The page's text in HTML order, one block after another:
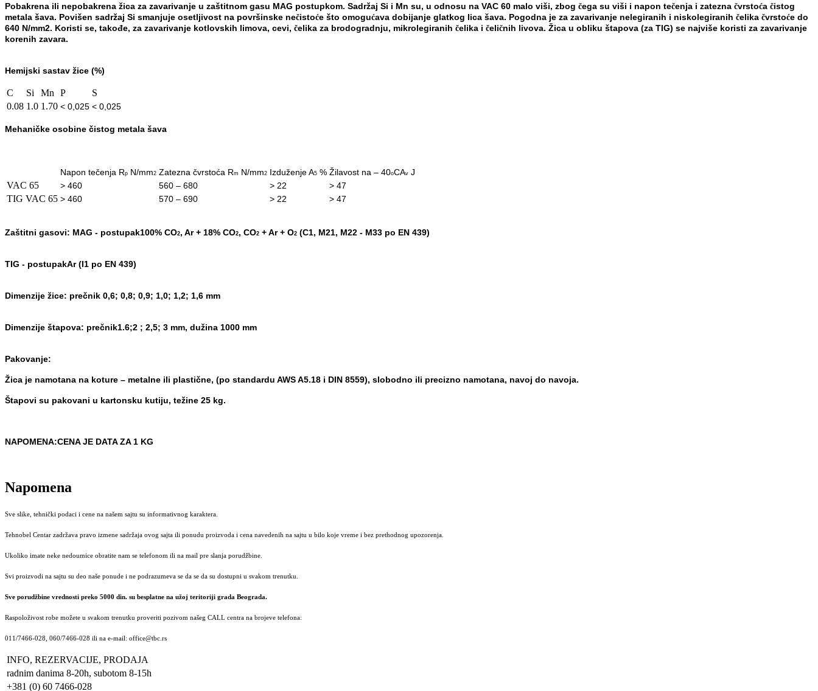
Pobakrena ili nepobakrena žica za zavarivanje u zaštitnom gasu MAG postupkom. Sadržaj Si i Mn su, u odnosu na VAC 60 malo viši, zbog čega su viši i napon tečenja i zatezna čvrstoća čistog
metala šava. Povišen sadržaj Si smanjuje osetljivost na površinske nečistoće što omogućava dobijanje glatkog lica šava. Pogodna je za zavarivanje nelegiranih i niskolegiranih čelika čvrstoće do
640 N/mm2. Koristi se, takođe, za zavarivanje kotlovskih limova, cevi, čelika za brodogradnju, mikrolegiranih čelika i čeličnih livova. Žica u obliku štapova (za TIG) se najviše koristi za zavarivanje
korenih zavara.
Hemijski sastav žice (%)
C Si Mn P
S
0.08 1.0 1.70 < 0,025 < 0,025
Mehaničke osobine čistog metala šava
Napon tečenja Rp N/mm2 Zatezna čvrstoća Rm N/mm2 IzduženjeA5 % Žilavost na – 40oCAv J
VAC 65 > 460 560 – 680 > 22 > 47
TIG VAC 65 > 460 570 – 690 > 22 > 47
Zaštitni gasovi: MAG - postupak100% CO2, Ar + 18% CO2, CO2 + Ar + O2 (C1, M21, M22 - M33 po EN 439)
TIG - postupakAr (I1 po EN 439)
Dimenzije žice: prečnik 0,6; 0,8; 0,9; 1,0; 1,2; 1,6 mm
Dimenzije štapova: prečnik1.6;2 ; 2,5; 3 mm, dužina 1000 mm
Pakovanje:
Žica je namotana na koture – metalne ili plastične, (po standardu AWS A5.18 i DIN 8559), slobodno ili precizno namotana, navoj do navoja.
Štapovi su pakovani u kartonsku kutiju, težine 25 kg.
NAPOMENA:CENA JE DATA ZA 1 KG
Napomena
Sve slike, tehnički podaci i cene na našem sajtu su informativnog karaktera.
Tehnobel Centar zadržava pravo izmene sadržaja ovog sajta ili ponudu proizvoda i cena navedenih na sajtu u bilo koje vreme i bez prethodnog upozorenja.
Ukoliko imate neke nedoumice obratite nam se telefonom ili na mail pre slanja porudžbine.
Svi proizvodi na sajtu su deo naše ponude i ne podrazumeva se da se da su dostupni u svakom trenutku.
Sve porudžbine vrednosti preko 5000 din. su besplatne na užoj teritoriji grada Beograda.
Raspoloživost robe možete u svakom trenutku proveriti pozivom našeg CALL centra na brojeve telefona:
011/7466-028, 060/7466-028 ili na e-mail: office@tbc.rs
INFO, REZERVACIJE, PRODAJA
radnim danima 8-20h, subotom 8-15h
+381 (0) 60 7466-028